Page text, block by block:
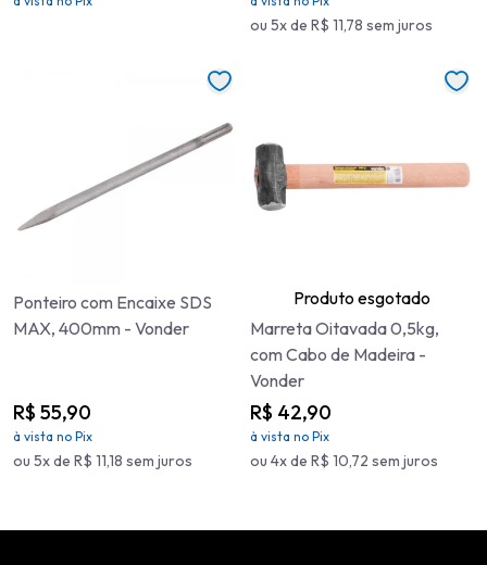
ou 5x de R$ 11,78 sem juros
Ponteiro com Encaixe SDS
MAX, 400mm - Vonder
R$ 55,90
à vista no Pix
ou 5x de R$ 11,18 sem juros
Produto esgotado
Marreta Oitavada 0,5kg,
com Cabo de Madeira -
Vonder
R$ 42,90
à vista no Pix
ou 4x de R$ 10,72 sem juros